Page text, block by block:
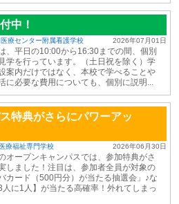
中！
2026年07月01日
療センター附属看護学校
、平日の10:00から16:30までの間、個別
学を行っています。（土日祝を除く）学
案内だけではなく、本校で学べることや
に必要な費用についても、個別に説明...
特典がさらにパワーアッ
2026年06月30日
療福祉専門学校
オープンキャンパスでは、参加特典がさ
しました！注目は、参加者全員が対象の
バカード（500円分）が当たる抽選会」♪な
人に1人】が当たる高確率！外れてしまっ